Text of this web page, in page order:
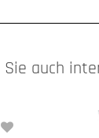
Sie auch